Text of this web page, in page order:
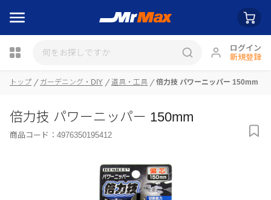
ログイン
新規登録
トップ ガーデニング・DIY 道具・工具 倍力技 パワーニッパー 150mm
倍力技 パワーニッパー 150mm
商品コード： 4976350195412